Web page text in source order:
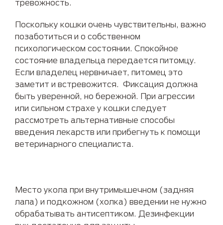
тревожность.
Поскольку кошки очень чувствительны, важно
позаботиться и о собственном
психологическом состоянии. Спокойное
состояние владельца передается питомцу.
Если владелец нервничает, питомец это
заметит и встревожится. Фиксация должна
быть уверенной, но бережной. При агрессии
или сильном страхе у кошки следует
рассмотреть альтернативные способы
введения лекарств или прибегнуть к помощи
ветеринарного специалиста.
Место укола при внутримышечном (задняя
лапа) и подкожном (холка) введении не нужно
обрабатывать антисептиком. Дезинфекции